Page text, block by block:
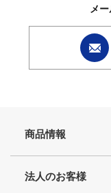
メ
商品情報
法人のお客様